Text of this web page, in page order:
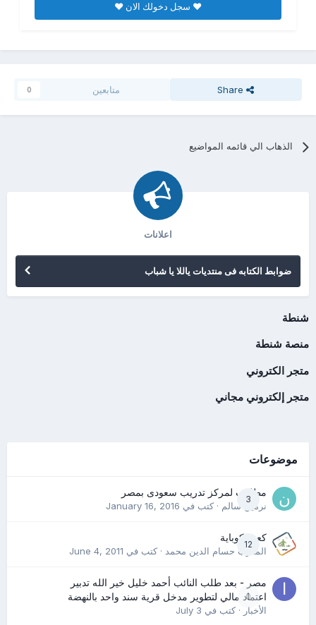
♥ سجل دخولك الان ♥
Share متابعين 0
الذهاب الي قائمه المواضيع
اعلانات
ضوابط الكتابه فى منتديات ياللا يا شباب
شنطة
منصة شنطة
متجر الكتروني
متجر إلكتروني مجاني
موضوعات
3
مطلوب لمركز تدريب سعودى بمصر
نرمين سالم· كتب في January 16, 2016
12
كعب كوباية
المدرب حسام الدين محمد· كتب في June 4, 2011
0
مصر - بعد طلب النائب أحمد خليل خير الله تدبير
اعتماد مالي لتطوير مدخل قرية سند واحد بالنهضة
الأخبار· كتب في July 3